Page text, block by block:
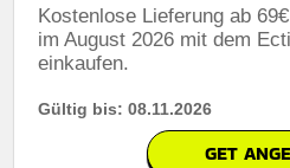
Kostenlose Lieferung ab
im August 2026 mit dem
einkaufen.
Gültig bis: 08.11.2026
GET